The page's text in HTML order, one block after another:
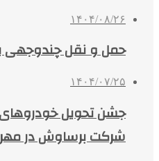
۱۴۰۴/۰۸/۲۶
حمل و نقل چندوجهی
۱۴۰۴/۰۷/۲۵
جشن تحویل
شرکت برساوش در